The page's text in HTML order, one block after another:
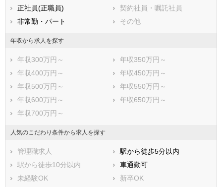
久慈郡大子町
稲敷郡美浦村
稲敷郡阿見町
稲敷郡河内町
結城郡八千代町
正社員(正職員)
契約社員・嘱託社員
非常勤・パート
その他
年収から求人を探す
年収300万円～
年収350万円～
年収400万円～
年収450万円～
年収500万円～
年収550万円～
年収600万円～
年収650万円～
年収700万円～
人気のこだわり条件から求人を探す
管理職求人
駅から徒歩5分以内
駅から徒歩10分以内
車通勤可
未経験OK
新卒OK